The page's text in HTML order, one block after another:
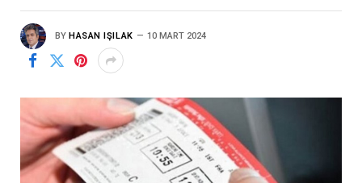
BY HASAN IŞILAK 10 MART 2024